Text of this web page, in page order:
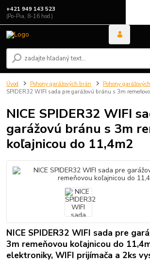
+421 949 143 523
(Po-Pia, 8-16 hod.)
Úvod Pohony garážových brán Pohony
SPIDER32 WIFI sada pre garážovú bránu s 3m
NICE SPIDER32 WIFI
garážovú bránu s 3m
koľajnicou do 11,4m2
NICE SPIDER32 WIFI sada pre
3m remeňovou koľajnicou do
elektroniky, WIFI prijímača a 2ks